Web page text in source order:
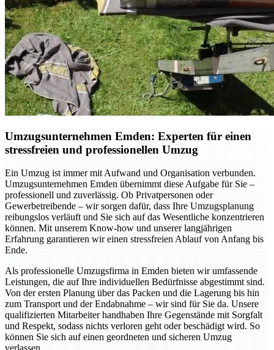
Umzugsunternehmen Emden: Experten für einen
stressfreien und professionellen Umzug
Ein Umzug ist immer mit Aufwand und Organisation verbunden.
Umzugsunternehmen Emden übernimmt diese Aufgabe für Sie –
professionell und zuverlässig. Ob Privatpersonen oder
Gewerbetreibende – wir sorgen dafür, dass Ihre Umzugsplanung
reibungslos verläuft und Sie sich auf das Wesentliche konzentrieren
können. Mit unserem Know-how und unserer langjährigen
Erfahrung garantieren wir einen stressfreien Ablauf von Anfang bis
Ende.
Als professionelle Umzugsfirma in Emden bieten wir umfassende
Leistungen, die auf Ihre individuellen Bedürfnisse abgestimmt sind.
Von der ersten Planung über das Packen und die Lagerung bis hin
zum Transport und der Endabnahme – wir sind für Sie da. Unsere
qualifizierten Mitarbeiter handhaben Ihre Gegenstände mit Sorgfalt
und Respekt, sodass nichts verloren geht oder beschädigt wird. So
können Sie sich auf einen geordneten und sicheren Umzug